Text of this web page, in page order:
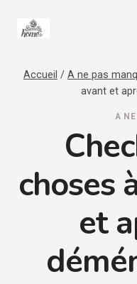
Accueil / A ne pas
avant et
A
choses
et